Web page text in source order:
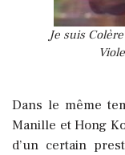
Je suis
Dans le même
Manille et Hong
d’un certain